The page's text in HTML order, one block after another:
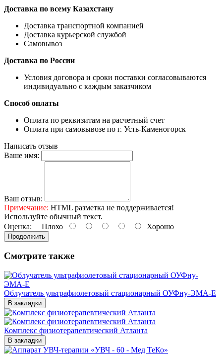
Доставка по всему Казахстану
Доставка транспортной компанией
Доставка курьерской службой
Самовывоз
Доставка по России
Условия договора и сроки поставки согласовываются
индивидуально с каждым заказчиком
Способ оплаты
Оплата по реквизитам на расчетный счет
Оплата при самовывозе по г. Усть-Каменогорск
Написать отзыв
Ваше имя:
Ваш отзыв:
Примечание: HTML разметка не поддерживается!
Используйте обычный текст.
Оценка: Плохо Хорошо
Продолжить
Смотрите также
Облучатель ультрафиолетовый стационарный ОУФну-ЭМА-Е
В закладки
Комплекс физиотерапевтический Атланта
В закладки